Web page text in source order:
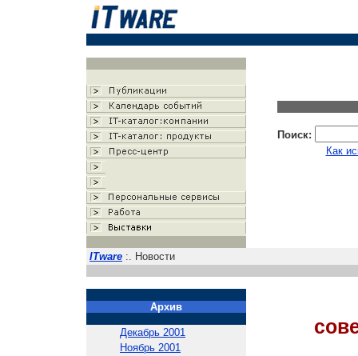
Поиск:
Как
ITware :. Новости
Архив
Декабрь 2001
Ноябрь 2001